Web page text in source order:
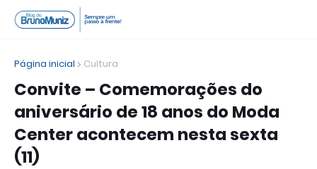
Página inicial Cultura
Convite – Comemorações do
aniversário de 18 anos do Moda
Center acontecem nesta sexta
(11)